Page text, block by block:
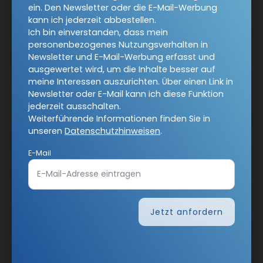
Jetzt anmelden
AGB und Widerrufsbelehrung
Vertrag widerrufen
Abo online kündigen
ein. Den Newsletter oder die E-Mail-Werbung
kann ich jederzeit abbestellen.
Ich bin einverstanden, dass mein
personenbezogenes Nutzungsverhalten in
Newsletter und E-Mail-Werbung erfasst und
ausgewertet wird, um die Inhalte besser auf
meine Interessen auszurichten. Über einen Link in
Newsletter oder E-Mail kann ich diese Funktion
jederzeit ausschalten.
Weiterführende Informationen finden Sie in
unseren Datenschutzhinweisen.
E-Mail
Jetzt anfordern